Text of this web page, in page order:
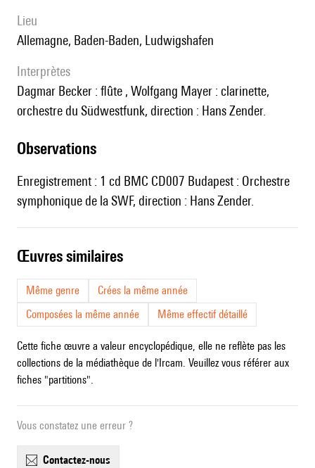
lieu
Allemagne, Baden-Baden, Ludwigshafen
interprètes
Dagmar Becker : flûte , Wolfgang Mayer : clarinette,
orchestre du Südwestfunk, direction : Hans Zender.
observations
Enregistrement : 1 cd BMC CD007 Budapest : Orchestre
symphonique de la SWF, direction : Hans Zender.
œuvres similaires
Même genre
Crées la même année
Composées la même année
Même effectif détaillé
Cette fiche œuvre a valeur encyclopédique, elle ne reflète pas les
collections de la médiathèque de l'Ircam. Veuillez vous référer aux
fiches "partitions".
Vous constatez une erreur ?
contactez-nous